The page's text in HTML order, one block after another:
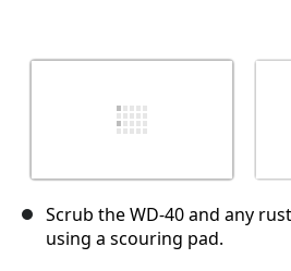
Scrub the WD-40 and any
using a scouring pad.